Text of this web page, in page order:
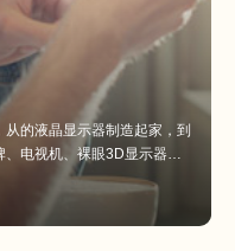
的液晶显示器制造起家，到
电视机、裸眼3D显示器、
眼3D方案设计等，已成为
造为一体的综合型企业。